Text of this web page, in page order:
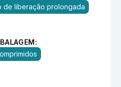
de liberação prolongada